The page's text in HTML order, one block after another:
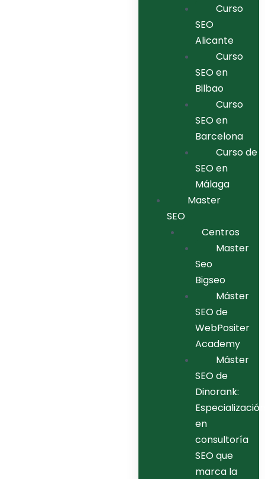
Curso
SEO
Alicante
Curso
SEO en
Bilbao
Curso
SEO en
Barcelona
Curso de
SEO en
Málaga
Master
SEO
Centros
Master
Seo
Bigseo
Máster
SEO de
WebPositer
Academy
Máster
SEO de
Dinorank:
Especialización
en
consultoría
SEO que
marca la